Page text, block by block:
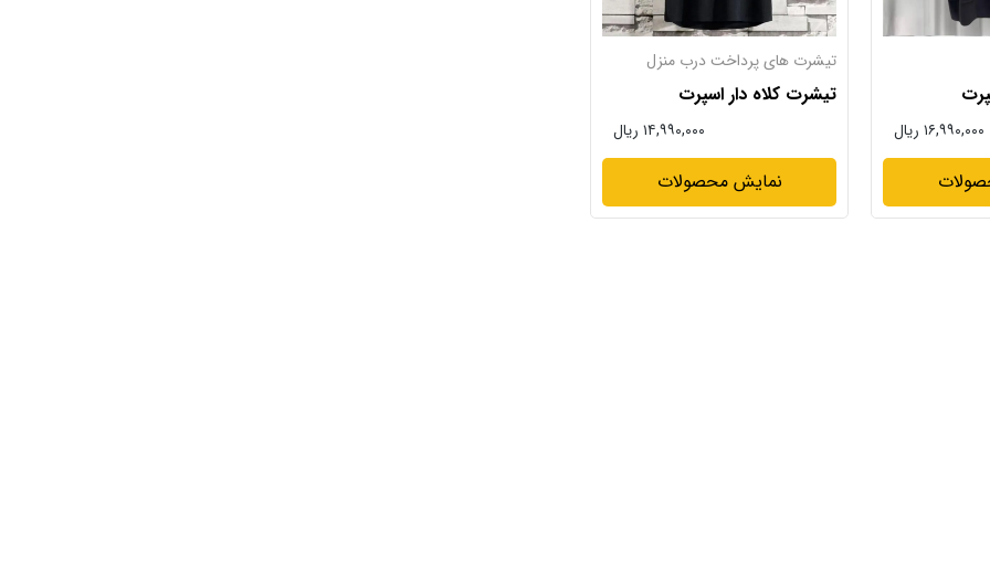
۱۶,۹۹۰,۰۰۰ ریال
تیشرت های پرداخت درب منزل
تیشرت کلاه دار اسپرت
۱۴,۹۹۰,۰۰۰ ریال
نمایش محصولات